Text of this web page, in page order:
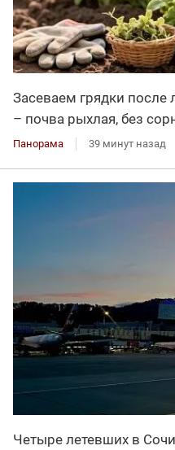
Засеваем грядки после
– почва рыхлая, без
Панорама 39 минут назад
Четыре летевших в